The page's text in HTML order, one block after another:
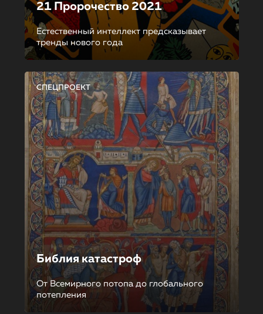
21 Пророчество 2021
Естественный интеллект предсказывает
тренды нового года
СПЕЦПРОЕКТ
Библия катастроф
От Всемирного потопа до глобального
потепления